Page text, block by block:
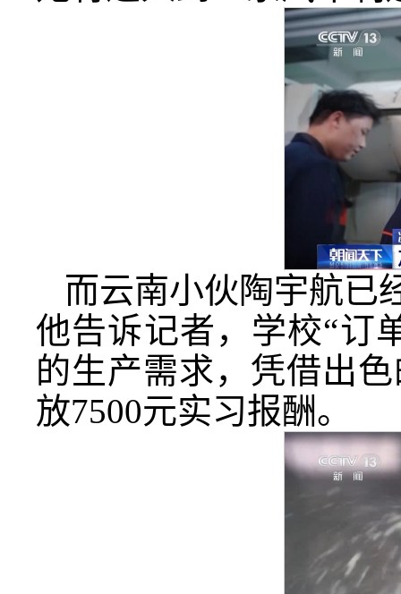
而云南小伙陶宇航已
他告诉记者，学校“订
的生产需求，凭借出
放7500元实习报酬。